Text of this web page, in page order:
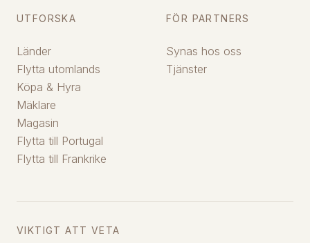
UTFORSKA
Länder
Flytta utomlands
Köpa & Hyra
Mäklare
Magasin
Flytta till Portugal
Flytta till Frankrike
FÖR PARTNERS
Synas hos oss
Tjänster
VIKTIGT ATT VETA